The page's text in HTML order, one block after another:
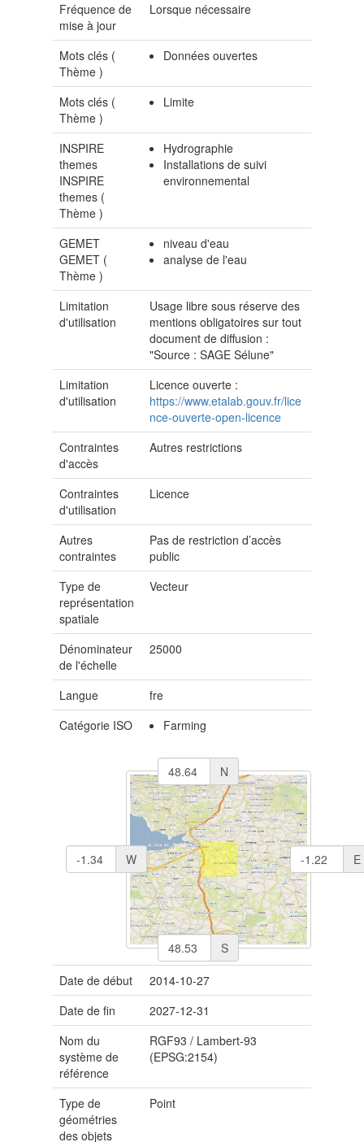
Fréquence de
mise à jour
Lorsque nécessaire
Mots clés (
Thème )
Données ouvertes
Mots clés (
Thème )
Limite
INSPIRE
themes
INSPIRE
themes (
Thème )
Hydrographie
Installations de suivi
environnemental
GEMET
GEMET (
Thème )
niveau d'eau
analyse de l'eau
Limitation
d'utilisation
Usage libre sous réserve des
mentions obligatoires sur tout
document de diffusion :
"Source : SAGE Sélune"
Limitation
d'utilisation
Licence ouverte :
https://www.etalab.gouv.fr/lice
nce-ouverte-open-licence
Contraintes
d'accès
Autres restrictions
Contraintes
d'utilisation
Licence
Autres
contraintes
Pas de restriction d’accès
public
Type de
représentation
spatiale
Vecteur
Dénominateur
de l'échelle
25000
Langue
fre
Catégorie ISO
Farming
N
S
E
W
Date de début
2014-10-27
Date de fin
2027-12-31
Nom du
système de
référence
RGF93 / Lambert-93
(EPSG:2154)
Type de
géométries
des objets
Point